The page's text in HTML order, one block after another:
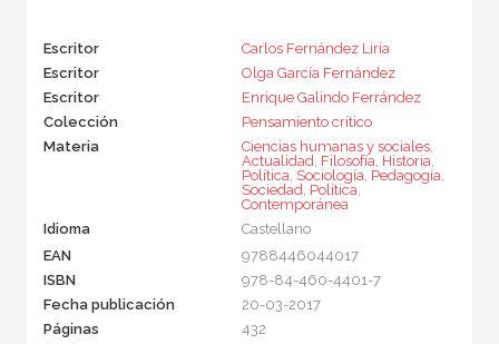
Escritor
Carlos Fernández Liria
Escritor
Olga García Fernández
Escritor
Enrique Galindo Ferrández
Colección
Pensamiento crítico
Materia
Ciencias humanas y sociales,
Actualidad, Filosofía, Historia,
Política, Sociología, Pedagogía,
Sociedad, Política,
Contemporánea
Idioma
Castellano
EAN
9788446044017
ISBN
978-84-460-4401-7
Fecha publicación
20-03-2017
Páginas
432